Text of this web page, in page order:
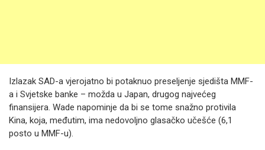
Izlazak SAD-a vjerojatno bi potaknuo preseljenje sjedišta MMF-
a i Svjetske banke – možda u Japan, drugog najvećeg
finansijera. Wade napominje da bi se tome snažno protivila
Kina, koja, međutim, ima nedovoljno glasačko učešće (6,1
posto u MMF-u).